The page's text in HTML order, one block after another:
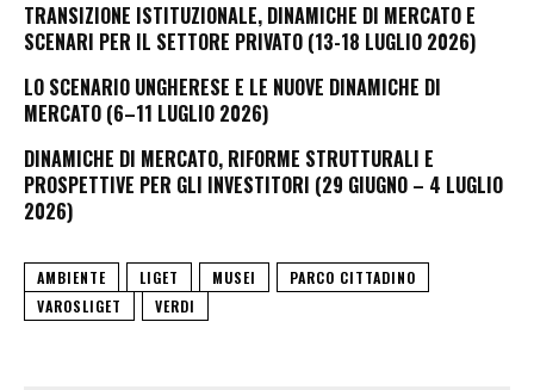
TRANSIZIONE ISTITUZIONALE, DINAMICHE DI MERCATO E
SCENARI PER IL SETTORE PRIVATO (13-18 LUGLIO 2026)
LO SCENARIO UNGHERESE E LE NUOVE DINAMICHE DI
MERCATO (6–11 LUGLIO 2026)
DINAMICHE DI MERCATO, RIFORME STRUTTURALI E
PROSPETTIVE PER GLI INVESTITORI (29 GIUGNO – 4 LUGLIO
2026)
AMBIENTE LIGET MUSEI
PARCO CITTADINO
VAROSLIGET
VERDI